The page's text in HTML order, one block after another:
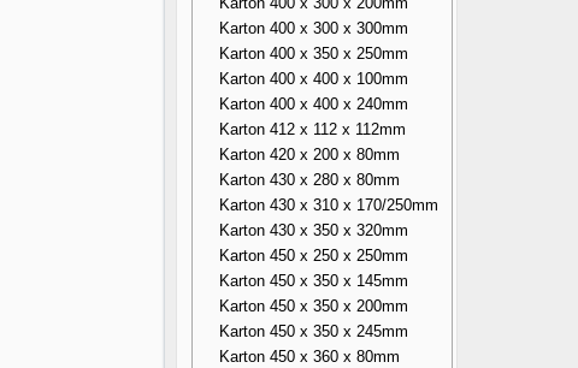
Karton 400 x 300 x 300mm
Karton 400 x 350 x 250mm
Karton 400 x 400 x 100mm
Karton 400 x 400 x 240mm
Karton 412 x 112 x 112mm
Karton 420 x 200 x 80mm
Karton 430 x 280 x 80mm
Karton 430 x 310 x 170/250mm
Karton 430 x 350 x 320mm
Karton 450 x 250 x 250mm
Karton 450 x 350 x 145mm
Karton 450 x 350 x 200mm
Karton 450 x 350 x 245mm
Karton 450 x 360 x 80mm